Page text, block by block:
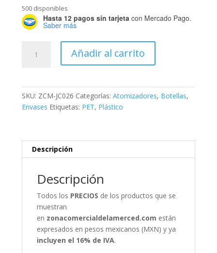
500 disponibles
Hasta 12 pagos sin tarjetacon Mercado Pago.
Saber más
Atomizador
Añadir al carrito
SKU: ZCM-JC026 Categorías: Atomizadores, Botellas,
Envases Etiquetas: PET, Plástico
Descripción
Descripción
Todos los PRECIOS de los productos que se
muestran
en zonacomercialdelamerced.com están
expresados en pesos mexicanos (MXN) y ya
incluyen el 16% de IVA.